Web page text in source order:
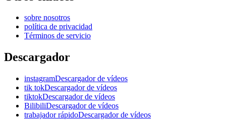
sobre nosotros
política de privacidad
Términos de servicio
Descargador
instagramDescargador de vídeos
tik tokDescargador de vídeos
tiktokDescargador de vídeos
BilibiliDescargador de vídeos
trabajador rápidoDescargador de vídeos